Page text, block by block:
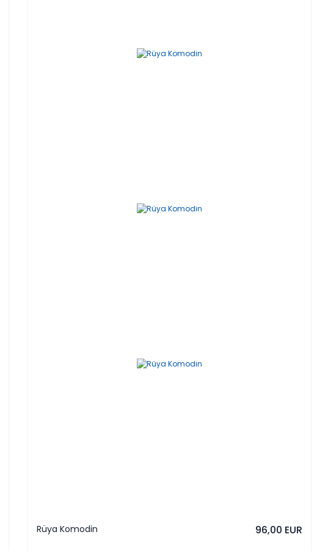
Rüya Komodin 96,00 EUR